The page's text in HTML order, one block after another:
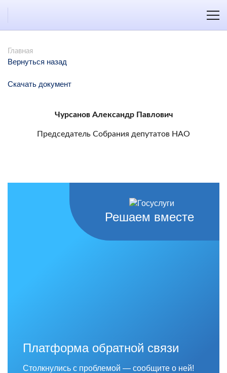
Главная
Вернуться назад
Скачать документ
Чурсанов Александр Павлович
Председатель Собрания депутатов НАО
Решаем вместе
Платформа обратной связи
Столкнулись с проблемой — сообщите о ней!